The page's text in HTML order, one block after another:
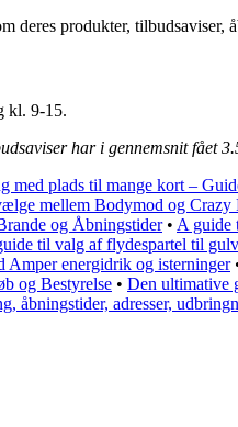
produkter, tilbudsaviser,
kl. 9-15.
har i gennemsnit fået
med plads til mange kort –
mellem Bodymod og Crazy
og Åbningstider• A guide
til valg af flydespartel til
Amper energidrik og isterninger
og Bestyrelse • Den ultimative
adresser,